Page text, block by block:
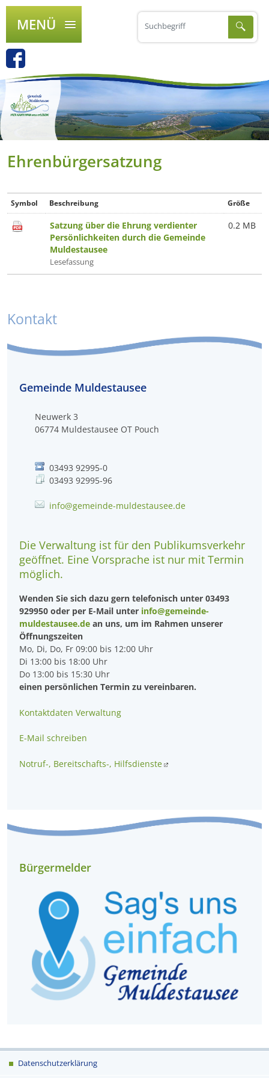
MENÜ
Ehrenbürgersatzung
Symbol Beschreibung Größe
Satzung über die Ehrung verdienter
Persönlichkeiten durch die Gemeinde
Muldestausee
Lesefassung
0.2 MB
Kontakt
Gemeinde Muldestausee
Neuwerk 3
06774 Muldestausee OT Pouch
03493 92995-0
03493 92995-96
info@gemeinde-muldestausee.de
Die Verwaltung ist für den Publikumsverkehr
geöffnet. Eine Vorsprache ist nur mit Termin
möglich.
Wenden Sie sich dazu gern telefonisch unter 03493
929950 oder per E-Mail unter info@gemeinde-
muldestausee.de an uns, um im Rahmen unserer
Öffnungszeiten
Mo, Di, Do, Fr 09:00 bis 12:00 Uhr
Di 13:00 bis 18:00 Uhr
Do 13:00 bis 15:30 Uhr
einen persönlichen Termin zu vereinbaren.
Kontaktdaten Verwaltung
E-Mail schreiben
Notruf-, Bereitschafts-, Hilfsdienste
Bürgermelder
Datenschutzerklärung